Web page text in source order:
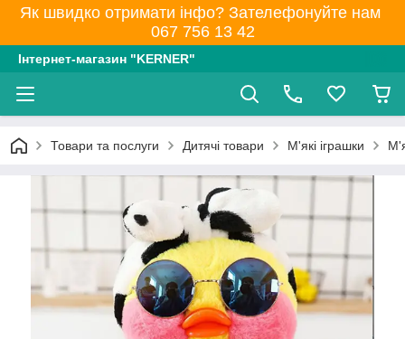
Як швидко отримати інфо? Зателефонуйте нам
067 756 13 42
Інтернет-магазин "KERNER"
Товари та послуги Дитячі товари М'які іграшки